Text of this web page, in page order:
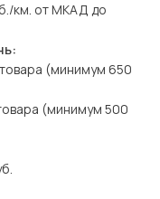
км. от МКАД до
(минимум 650
(минимум 500